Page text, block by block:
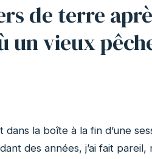
de terre
un vieux
la boîte à la fin d’une
des années, j’ai fait